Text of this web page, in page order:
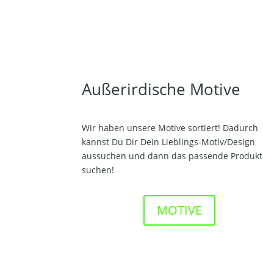
Außerirdische Motive
Wir haben unsere Motive sortiert! Dadurch
kannst Du Dir Dein Lieblings-Motiv/Design
aussuchen und dann das passende Produkt
suchen!
MOTIVE